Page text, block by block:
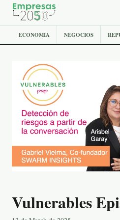
ECONOMIA NEGOCIOS
Vulnerables